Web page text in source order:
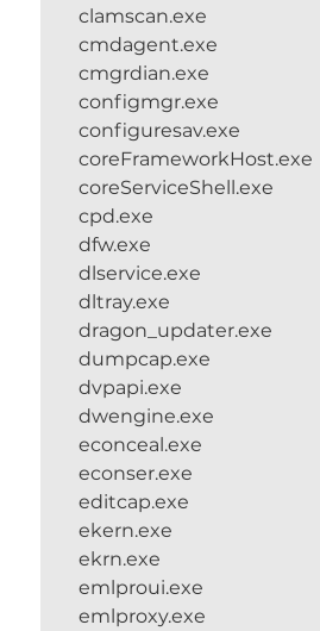
clamscan.exe
cmdagent.exe
cmgrdian.exe
configmgr.exe
configuresav.exe
coreFrameworkHost.exe
coreServiceShell.exe
cpd.exe
dfw.exe
dlservice.exe
dltray.exe
dragon_updater.exe
dumpcap.exe
dvpapi.exe
dwengine.exe
econceal.exe
econser.exe
editcap.exe
ekern.exe
ekrn.exe
emlproui.exe
emlproxy.exe